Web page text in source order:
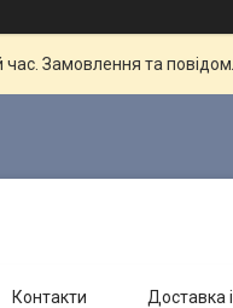
час. Замовлення та
Контакти Доставка